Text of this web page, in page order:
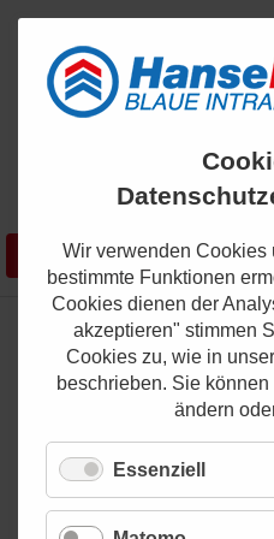
Wir verwenden Cookies
bestimmte Funktionen
Cookies dienen der
akzeptieren" stimmen
Cookies zu, wie in
beschrieben. Sie
ändern
Essenziell
SHOP